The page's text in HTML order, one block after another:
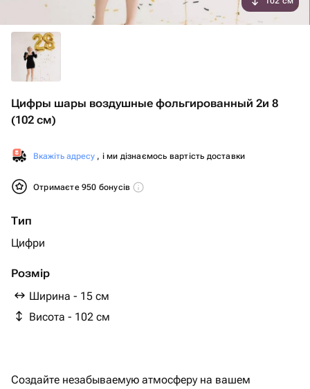
Цифры шары воздушные фольгированный 2и 8
(102 см)
Вкажіть адресу , і ми дізнаємось вартість доставки
Отримаєте 950 бонусів
Тип
Цифри
Розмір
Ширина - 15 см
Висота - 102 см
Создайте незабываемую атмосферу на вашем